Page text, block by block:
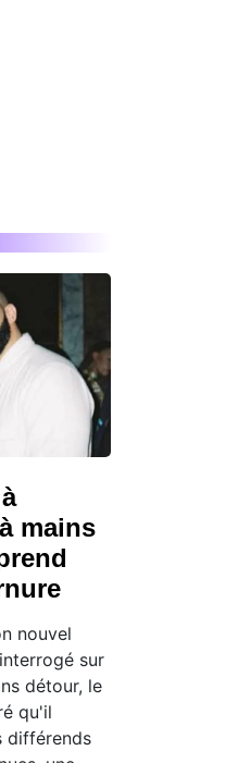
mains
nouvel
sur
détour, le
qu'il
différends